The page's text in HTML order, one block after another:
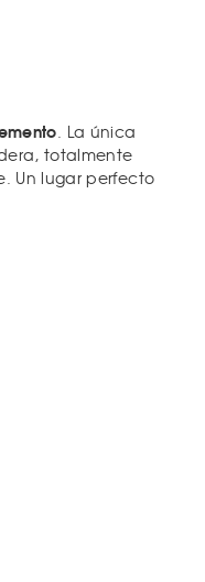
. La única
totalmente
Un lugar perfecto